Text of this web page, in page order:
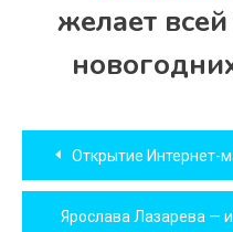
желает
Навигация
по
Открытие Интернет-
Ярослава Лазарева —